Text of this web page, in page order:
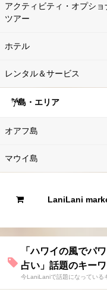
アクティビティ・オプショ
ツアー
ホテル
レンタル＆サービス
島・エリア
オアフ島
マウイ島
LaniLani
「ハワイの風でパ
占い」話題のキー
今LaniLaniで話題になっている